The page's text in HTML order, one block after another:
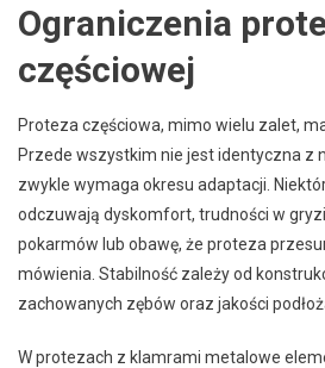
Ograniczenia
częściowej
Proteza częściowa, mimo wielu zalet,
Przede wszystkim nie jest identyczna z
zwykle wymaga okresu adaptacji.
odczuwają dyskomfort, trudności w
pokarmów lub obawę, że proteza
mówienia. Stabilność zależy od
zachowanych zębów oraz jakości
W protezach z klamrami metalowe